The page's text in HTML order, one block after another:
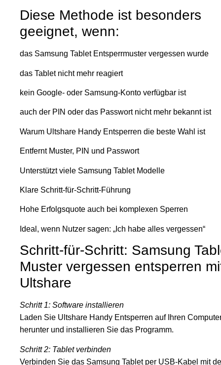
Diese Methode ist besonders
geeignet, wenn:
das Samsung Tablet Entsperrmuster vergessen wurde
das Tablet nicht mehr reagiert
kein Google- oder Samsung-Konto verfügbar ist
auch der PIN oder das Passwort nicht mehr bekannt ist
Warum Ultshare Handy Entsperren die beste Wahl ist
Entfernt Muster, PIN und Passwort
Unterstützt viele Samsung Tablet Modelle
Klare Schritt-für-Schritt-Führung
Hohe Erfolgsquote auch bei komplexen Sperren
Ideal, wenn Nutzer sagen: „Ich habe alles vergessen“
Schritt-für-Schritt: Samsung
Muster vergessen entsperren
Ultshare
Schritt 1: Software installieren
Laden Sie Ultshare Handy Entsperren auf Ihren
herunter und installieren Sie das Programm.
Schritt 2: Tablet verbinden
Verbinden Sie das Samsung Tablet per USB-Kabel mit